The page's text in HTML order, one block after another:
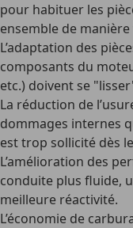
pour habituer les
ensemble de
L’adaptation des
composants du
etc.) doivent se
La réduction de
dommages internes
est trop sollicité dès
L’amélioration des
conduite plus fluide,
meilleure réactivité.
L’économie de